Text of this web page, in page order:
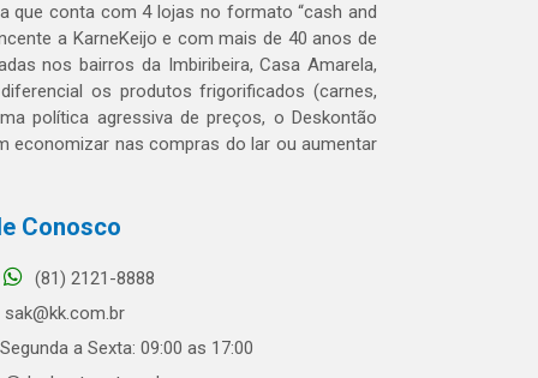
que conta com 4 lojas no formato “cash and
a KarneKeijo e com mais de 40 anos de
nos bairros da Imbiribeira, Casa Amarela,
os produtos frigorificados (carnes,
política agressiva de preços, o Deskontão
economizar nas compras do lar ou aumentar
Conosco
(81) 2121-8888
sak@kk.com.br
Segunda a Sexta: 09:00 as 17:00